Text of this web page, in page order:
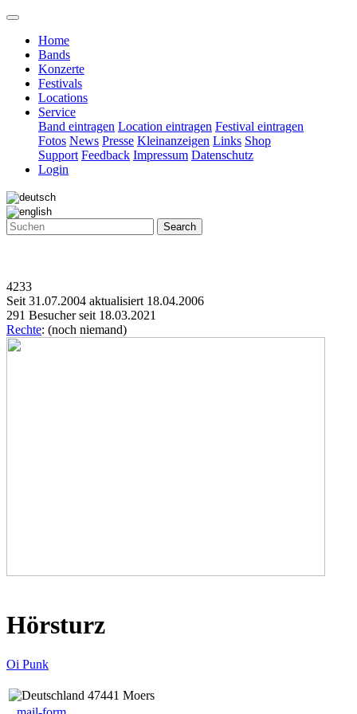
Home
Bands
Konzerte
Festivals
Locations
Service
Band eintragen Location eintragen Festival eintragen
Fotos News Presse Kleinanzeigen Links Shop
Support Feedback Impressum Datenschutz
Login
Search
4233
Seit 31.07.2004 aktualisiert 18.04.2006
291 Besucher seit 18.03.2021
Rechte: (noch niemand)
Hörsturz
Oi Punk
47441 Moers